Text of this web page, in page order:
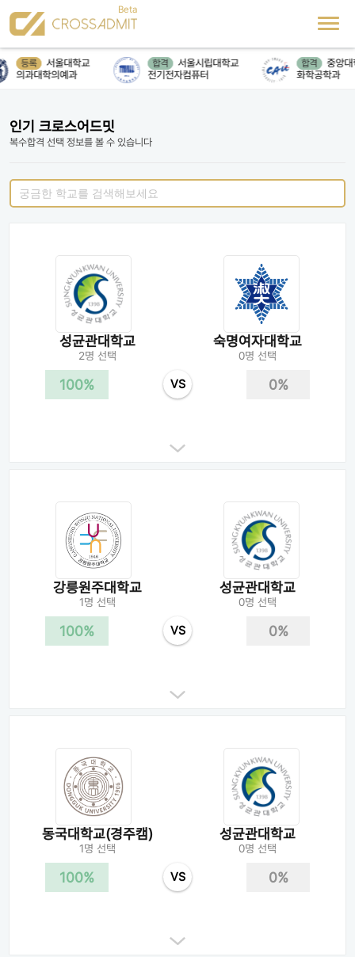
등록
서울대학교
의과대학의예과
합격
서울시립대학교
전기전자컴퓨터
합격
중앙대
화학공학과
인기 크로스어드밋
복수합격 선택 정보를 볼 수 있습니다
성균관대학교
2명 선택
숙명여자대학교
0명 선택
100% VS 0%
강릉원주대학교
1명 선택
성균관대학교
0명 선택
100% VS 0%
동국대학교(경주캠)
1명 선택
성균관대학교
0명 선택
100% VS 0%